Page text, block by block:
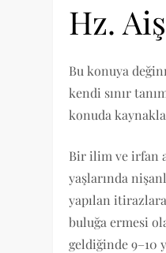
Hz.
Bu konuya
kendi sınır
konuda
Bir ilim ve irfan
yaşlarında
yapılan
buluğa ermesi
geldiğinde 9–10